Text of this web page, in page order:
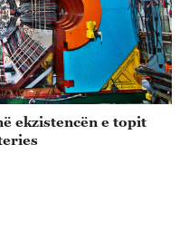
ekzistencën e topit